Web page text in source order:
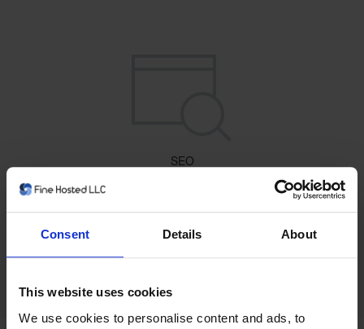
Consent Details About
This website uses cookies
We use cookies to personalise content and ads, to
SEO
Потужні інструменти SEO, які допоможуть пошуковим